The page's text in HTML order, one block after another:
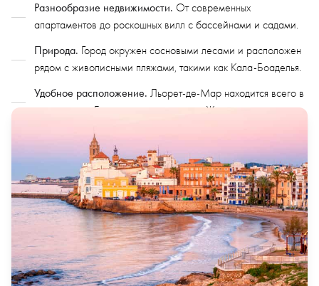
Разнообразие недвижимости. От современных
апартаментов до роскошных вилл с бассейнами и садами.
Природа. Город окружен сосновыми лесами и расположен
рядом с живописными пляжами, такими как Кала-Боаделья.
Удобное расположение. Льорет-де-Мар находится всего в
часе езды от Барселоны и аэропорта Жироны.